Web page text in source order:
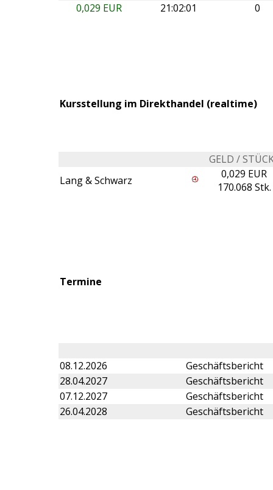
0,029 EUR
21:02:01 0
Kursstellung im Direkthandel (realtime)
GELD /
Lang & Schwarz
0,029 EUR
170.068 Stk.
Termine
08.12.2026
Geschäftsbericht
28.04.2027
Geschäftsbericht
07.12.2027
Geschäftsbericht
26.04.2028
Geschäftsbericht